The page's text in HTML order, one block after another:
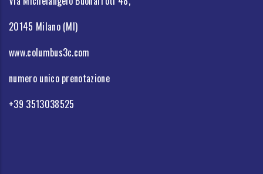
20145 Milano (MI)
www.columbus3c.com
numero unico prenotazione
+39 3513038525